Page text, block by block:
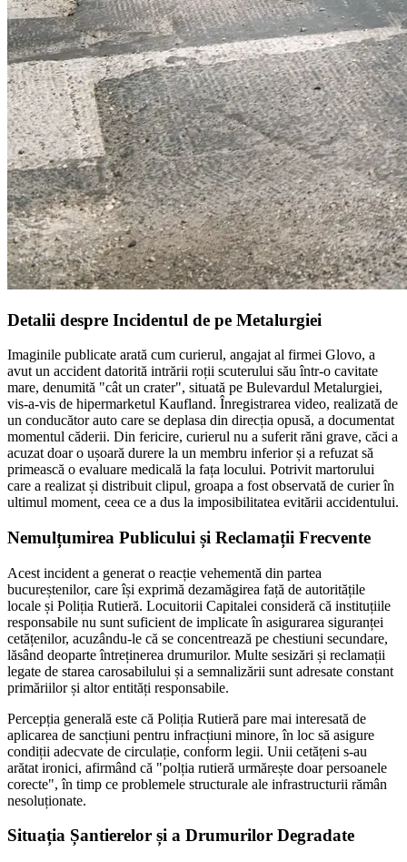
Detalii despre Incidentul de pe Metalurgiei
Imaginile publicate arată cum curierul, angajat al firmei Glovo, a
avut un accident datorită intrării roții scuterului său într-o cavitate
mare, denumită "cât un crater", situată pe Bulevardul Metalurgiei,
vis-a-vis de hipermarketul Kaufland. Înregistrarea video, realizată de
un conducător auto care se deplasa din direcția opusă, a documentat
momentul căderii. Din fericire, curierul nu a suferit răni grave, căci a
acuzat doar o ușoară durere la un membru inferior și a refuzat să
primească o evaluare medicală la fața locului. Potrivit martorului
care a realizat și distribuit clipul, groapa a fost observată de curier în
ultimul moment, ceea ce a dus la imposibilitatea evitării accidentului.
Nemulțumirea Publicului și Reclamații Frecvente
Acest incident a generat o reacție vehementă din partea
bucureștenilor, care își exprimă dezamăgirea față de autoritățile
locale și Poliția Rutieră. Locuitorii Capitalei consideră că instituțiile
responsabile nu sunt suficient de implicate în asigurarea siguranței
cetățenilor, acuzându-le că se concentrează pe chestiuni secundare,
lăsând deoparte întreținerea drumurilor. Multe sesizări și reclamații
legate de starea carosabilului și a semnalizării sunt adresate constant
primăriilor și altor entități responsabile.
Percepția generală este că Poliția Rutieră pare mai interesată de
aplicarea de sancțiuni pentru infracțiuni minore, în loc să asigure
condiții adecvate de circulație, conform legii. Unii cetățeni s-au
arătat ironici, afirmând că "polția rutieră urmărește doar persoanele
corecte", în timp ce problemele structurale ale infrastructurii rămân
nesoluționate.
Situația Șantierelor și a Drumurilor Degradate